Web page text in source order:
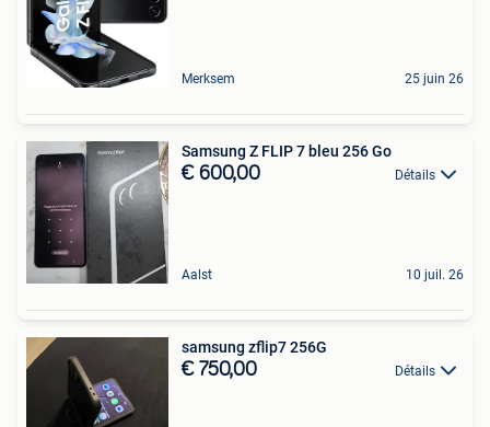
Merksem 25 juin 26
Samsung Z FLIP 7 bleu 256 Go
€ 600,00 Détails
Aalst 10 juil. 26
samsung zflip7 256G
€ 750,00 Détails